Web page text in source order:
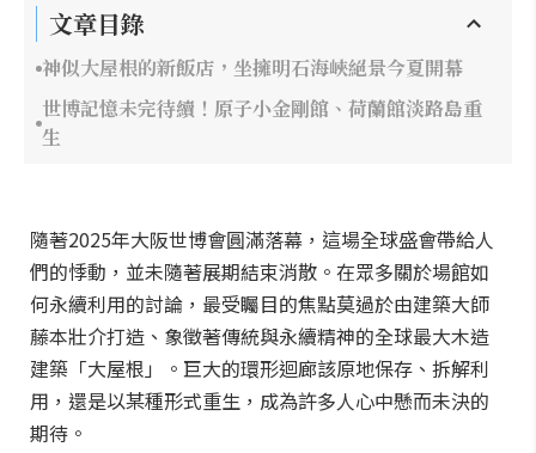
文章目錄
神似大屋根的新飯店，坐擁明石海峽絕景今夏開幕
世博記憶未完待續！原子小金剛館、荷蘭館淡路島重
生
隨著2025年大阪世博會圓滿落幕，這場全球盛會帶給人
們的悸動，並未隨著展期結束消散。在眾多關於場館如
何永續利用的討論，最受矚目的焦點莫過於由建築大師
藤本壯介打造、象徵著傳統與永續精神的全球最大木造
建築「大屋根」。巨大的環形迴廊該原地保存、拆解利
用，還是以某種形式重生，成為許多人心中懸而未決的
期待。